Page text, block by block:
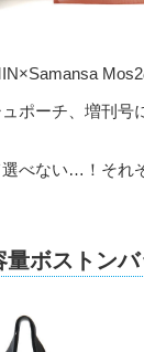
ポーチ、増刊号
べない…！それ
量ボストン